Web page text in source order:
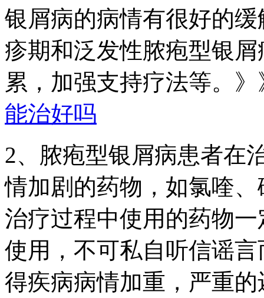
银屑病的病情有很好的
疹期和泛发性脓疱型银
累，加强支持疗法等。
能治好吗
2、脓疱型银屑病患者在
情加剧的药物，如氯喹
治疗过程中使用的药物
使用，不可私自听信谣
得疾病病情加重，严重